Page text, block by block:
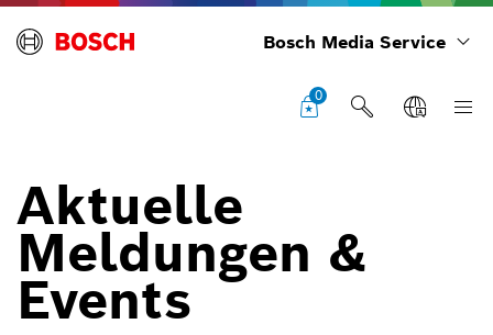
Bosch Media Service
0
Aktuelle
Meldungen &
Events